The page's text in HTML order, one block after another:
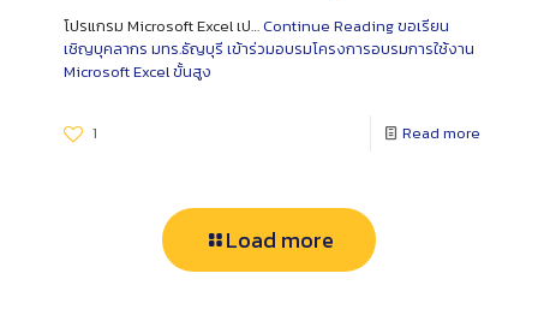
โปรแกรม Microsoft Excel เป… Continue Readingขอเรียน
เชิญบุคลากร มทร.ธัญบุรี เข้าร่วมอบรมโครงการอบรมการใช้งาน
Microsoft Excel ขั้นสูง
1 Read more
Load more